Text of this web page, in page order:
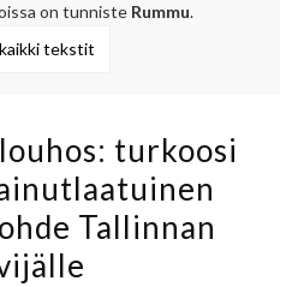
on tunniste Rummu.
tekstit
turkoosi
Tallinnan